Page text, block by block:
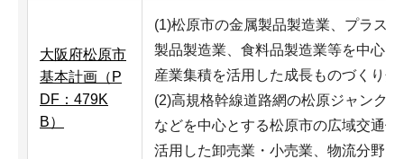
大阪府松原市
基本計画（P
DF：479K
B）
(1)松原市の金属製品製造業、プラス
製品製造業、食料品製造業等を中心と
産業集積を活用した成長ものづくり分
(2)高規格幹線道路網の松原ジャンク
などを中心とする松原市の広域交通体
活用した卸売業・小売業、物流分野